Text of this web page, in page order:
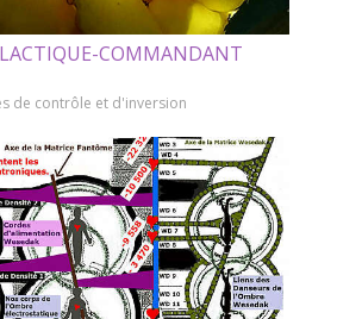
COMMANDANT
de contrôle et d'inversion